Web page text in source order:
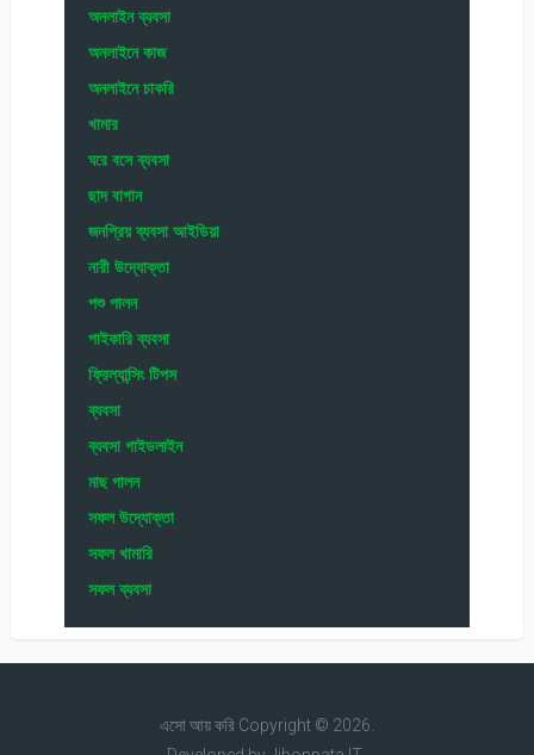
অনলাইন ব্যবসা
অনলাইনে কাজ
অনলাইনে চাকরি
খামার
ঘরে বসে ব্যবসা
ছাদ বাগান
জনপ্রিয় ব্যবসা আইডিয়া
নারী উদ্যোক্তা
পশু পালন
পাইকারি ব্যবসা
ফ্রিল্যান্সিং টিপস
ব্যবসা
ব্যবসা গাইডলাইন
মাছ পালন
সফল উদ্যোক্তা
সফল খামারি
সফল ব্যবসা
এসো আয় করিCopyright © 2026.